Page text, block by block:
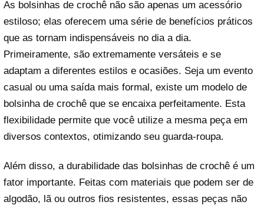
As bolsinhas de crochê não são apenas um acessório
estiloso; elas oferecem uma série de benefícios práticos
que as tornam indispensáveis no dia a dia.
Primeiramente, são extremamente versáteis e se
adaptam a diferentes estilos e ocasiões. Seja um evento
casual ou uma saída mais formal, existe um modelo de
bolsinha de crochê que se encaixa perfeitamente. Esta
flexibilidade permite que você utilize a mesma peça em
diversos contextos, otimizando seu guarda-roupa.
Além disso, a durabilidade das bolsinhas de crochê é um
fator importante. Feitas com materiais que podem ser de
algodão, lã ou outros fios resistentes, essas peças não